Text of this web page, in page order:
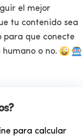
el mejor
tu contenido sea
para que conecte
o no.
para calcular